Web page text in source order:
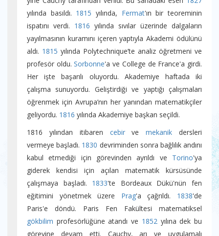
yılında basıldı. 1815 yılında, Fermat'ın bir teoreminin
ispatını verdi. 1816 yılında sıvılar üzerinde dalgaların
yayılmasının kuramını içeren yaptıyla Akademi ödülünü
aldı. 1815 yılında Polytechnique’te analiz öğretmeni ve
profesör oldu.Sorbonne'a ve College de France'a girdi.
Her işte başarılı oluyordu. Akademiye haftada iki
çalışma sunuyordu. Geliştirdiği ve yaptığı çalışmaları
öğrenmek için Avrupa’nın her yanından matematikçiler
geliyordu. 1816 yılında Akademiye başkan seçildi.
1816 yılından itibaren cebirvemekanik dersleri
vermeye başladı. 1830 devriminden sonra bağlılık andını
kabul etmediği için görevinden ayrıldı ve Torino'ya
giderek kendisi için açılan matematik kürsüsünde
çalışmaya başladı. 1833'te Bordeaux Dükü'nün fen
eğitimini yönetmek üzere Prag'a çağrıldı. 1838'de
Paris'e döndü. Paris Fen Fakültesi matematiksel
gökbilim profesörlüğüne atandı ve 1852yılına dek bu
görevine devam etti. Cauchy, arı ve uygulamalı